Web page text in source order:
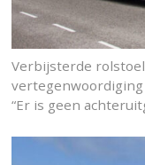
Verbijsterde
“Er is geen